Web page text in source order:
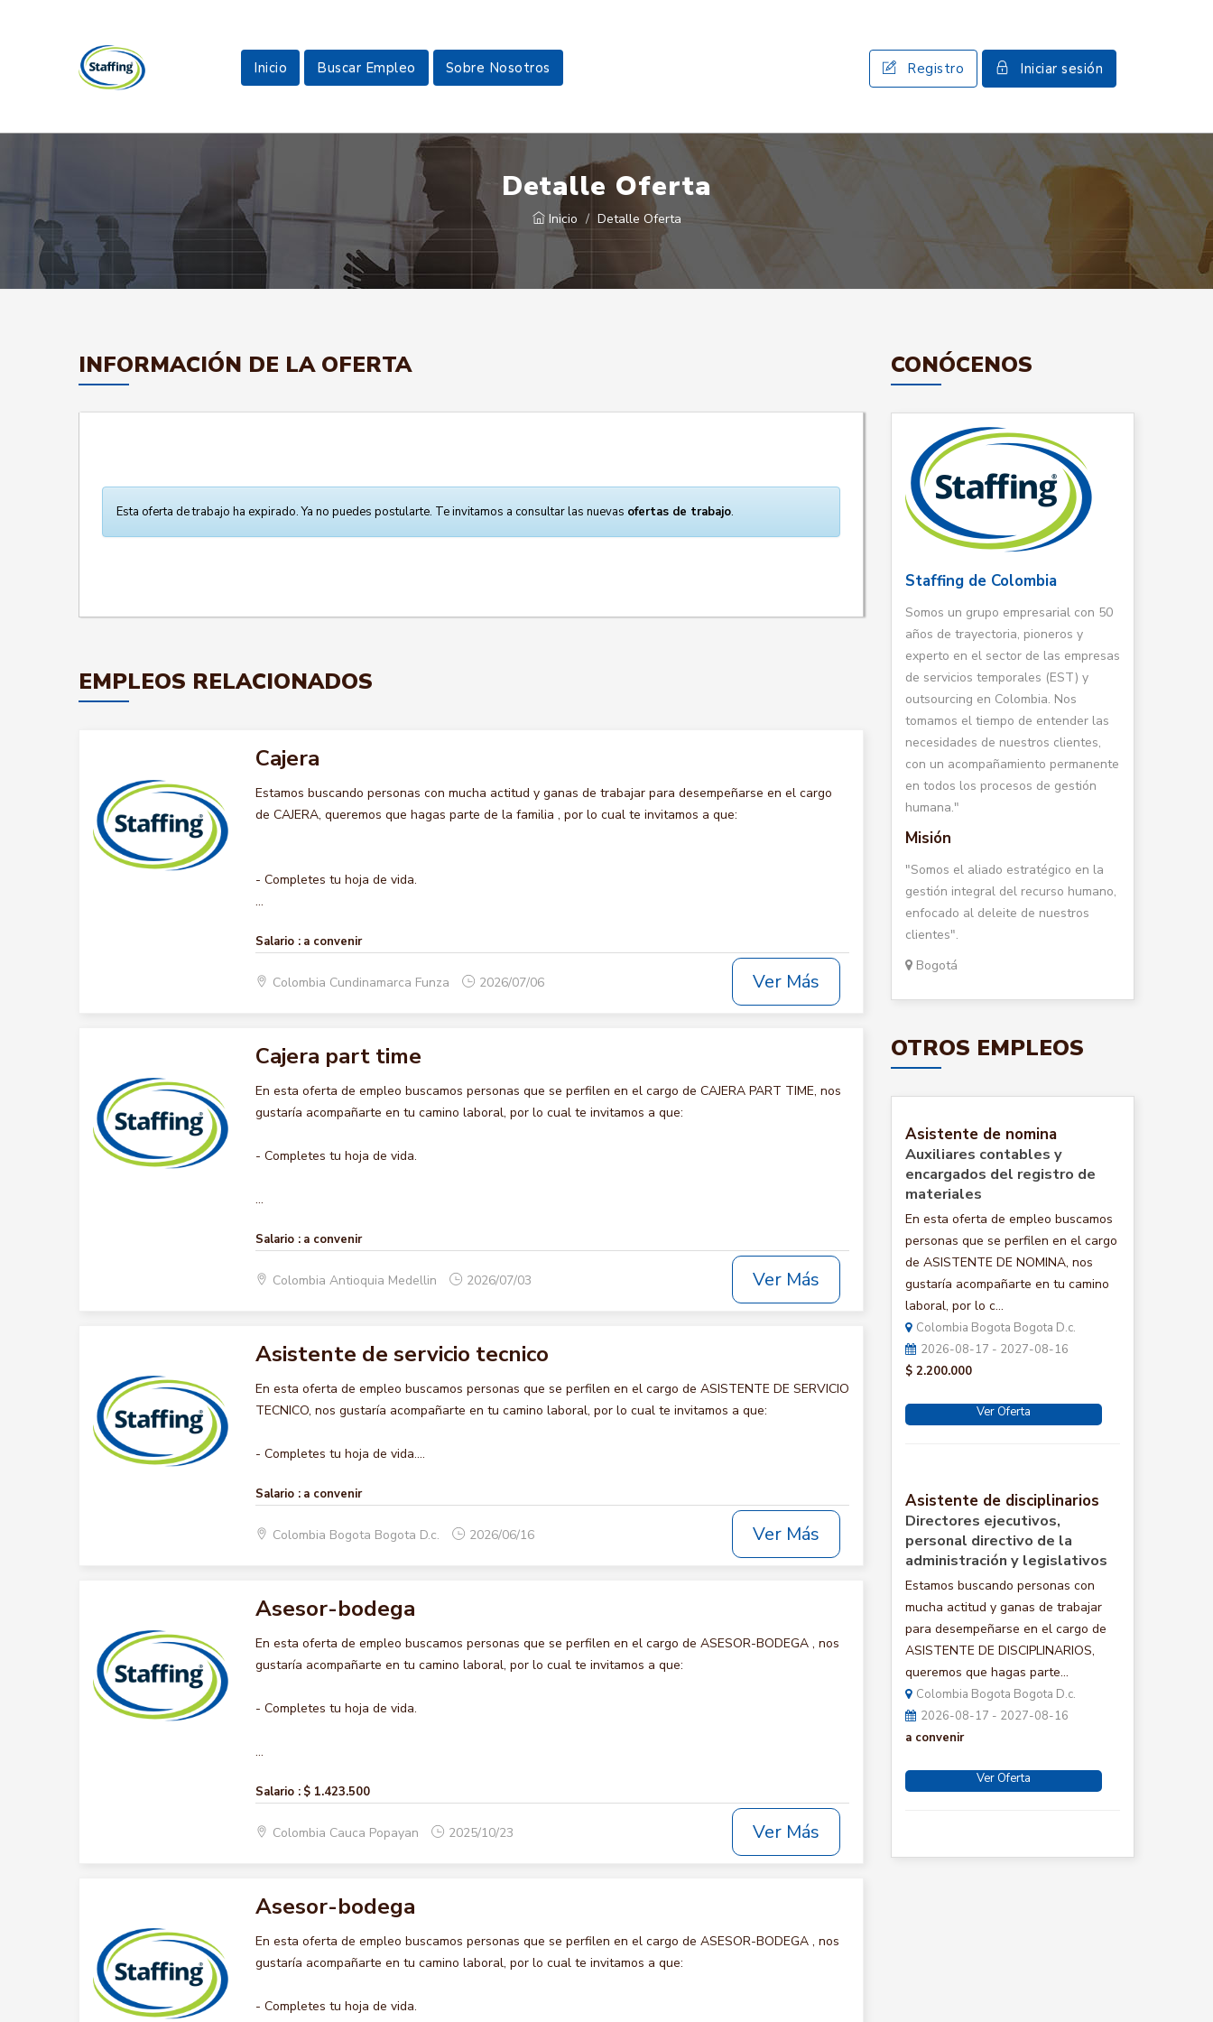
Inicio Buscar Empleo Sobre Nosotros Registro Iniciar sesión
Detalle Oferta
Inicio Detalle Oferta
INFORMACIÓN DE LA OFERTA
Esta oferta de trabajo ha expirado. Ya no puedes postularte. Te invitamos a consultar las nuevas ofertas de trabajo.
EMPLEOS RELACIONADOS
Cajera
Estamos buscando personas con mucha actitud y ganas de trabajar para desempeñarse en el cargo
de CAJERA, queremos que hagas parte de la familia , por lo cual te invitamos a que:
- Completes tu hoja de vida.
...
Salario : a convenir
Colombia Cundinamarca Funza 2026/07/06 Ver Más
Cajera part time
En esta oferta de empleo buscamos personas que se perfilen en el cargo de CAJERA PART TIME, nos
gustaría acompañarte en tu camino laboral, por lo cual te invitamos a que:
- Completes tu hoja de vida.
...
Salario : a convenir
Colombia Antioquia Medellin 2026/07/03 Ver Más
Asistente de servicio tecnico
En esta oferta de empleo buscamos personas que se perfilen en el cargo de ASISTENTE DE SERVICIO
TECNICO, nos gustaría acompañarte en tu camino laboral, por lo cual te invitamos a que:
- Completes tu hoja de vida....
Salario : a convenir
Colombia Bogota Bogota D.c. 2026/06/16 Ver Más
Asesor-bodega
En esta oferta de empleo buscamos personas que se perfilen en el cargo de ASESOR-BODEGA , nos
gustaría acompañarte en tu camino laboral, por lo cual te invitamos a que:
- Completes tu hoja de vida.
...
Salario : $ 1.423.500
Colombia Cauca Popayan 2025/10/23 Ver Más
Asesor-bodega
En esta oferta de empleo buscamos personas que se perfilen en el cargo de ASESOR-BODEGA , nos
gustaría acompañarte en tu camino laboral, por lo cual te invitamos a que:
- Completes tu hoja de vida.
CONÓCENOS
Staffing de Colombia
Somos un grupo empresarial con 50
años de trayectoria, pioneros y
experto en el sector de las empresas
de servicios temporales (EST) y
outsourcing en Colombia. Nos
tomamos el tiempo de entender las
necesidades de nuestros clientes,
con un acompañamiento permanente
en todos los procesos de gestión
humana."
Misión
"Somos el aliado estratégico en la
gestión integral del recurso humano,
enfocado al deleite de nuestros
clientes".
Bogotá
OTROS EMPLEOS
Asistente de nomina
Auxiliares contables y
encargados del registro de
materiales
En esta oferta de empleo buscamos
personas que se perfilen en el cargo
de ASISTENTE DE NOMINA, nos
gustaría acompañarte en tu camino
laboral, por lo c...
Colombia Bogota Bogota D.c.
2026-08-17 - 2027-08-16
$ 2.200.000
Ver Oferta
Asistente de disciplinarios
Directores ejecutivos,
personal directivo de la
administración y legislativos
Estamos buscando personas con
mucha actitud y ganas de trabajar
para desempeñarse en el cargo de
ASISTENTE DE DISCIPLINARIOS,
queremos que hagas parte...
Colombia Bogota Bogota D.c.
2026-08-17 - 2027-08-16
a convenir
Ver Oferta